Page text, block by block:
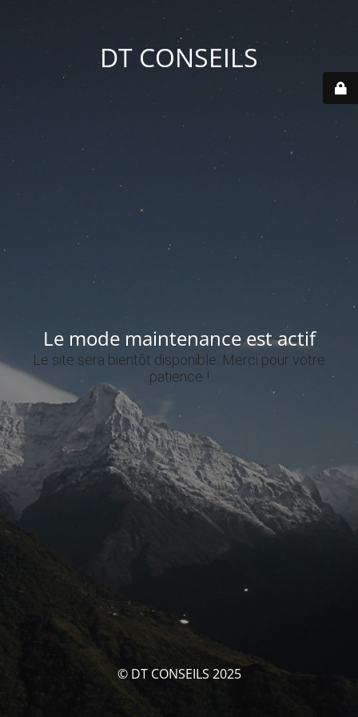
DT CONSEILS
Le mode maintenance est actif
Le site sera bientôt disponible. Merci pour votre
patience !
© DT CONSEILS 2025